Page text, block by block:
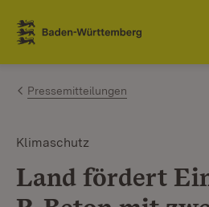
Zum Inhalt springen
Link zur Startseite
Pressemitteilungen
Klimaschutz
Land fördert